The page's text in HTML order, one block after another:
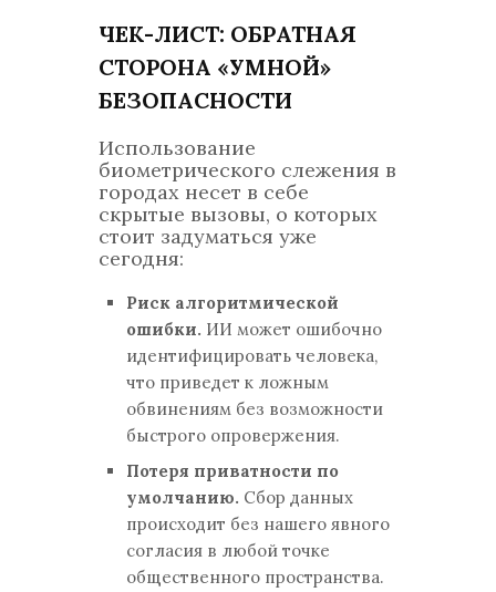
ЧЕК-ЛИСТ: ОБРАТНАЯ
СТОРОНА «УМНОЙ»
БЕЗОПАСНОСТИ
Использование
биометрического слежения в
городах несет в себе
скрытые вызовы, о которых
стоит задуматься уже
сегодня:
Риск алгоритмической
ошибки. ИИ может ошибочно
идентифицировать человека,
что приведет к ложным
обвинениям без возможности
быстрого опровержения.
Потеря приватности по
умолчанию. Сбор данных
происходит без нашего явного
согласия в любой точке
общественного пространства.